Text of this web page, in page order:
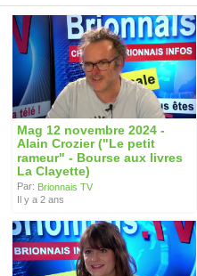
Mag 12 novembre 2024 -
Alain Crozier ("Le petit
rameur" - Bourse aux livres
La Clayette)
Par: Brionnais TV
Il y a 2 ans